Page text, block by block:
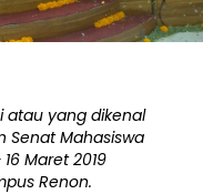
atau yang dikenal
Senat Mahasiswa
Maret 2019
Renon.